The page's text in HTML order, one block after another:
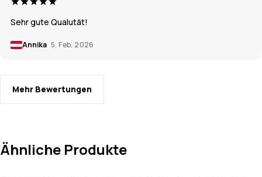
Sehr gute Qualutät!
Annika 5. Feb. 2026
Mehr Bewertungen
Ähnliche Produkte